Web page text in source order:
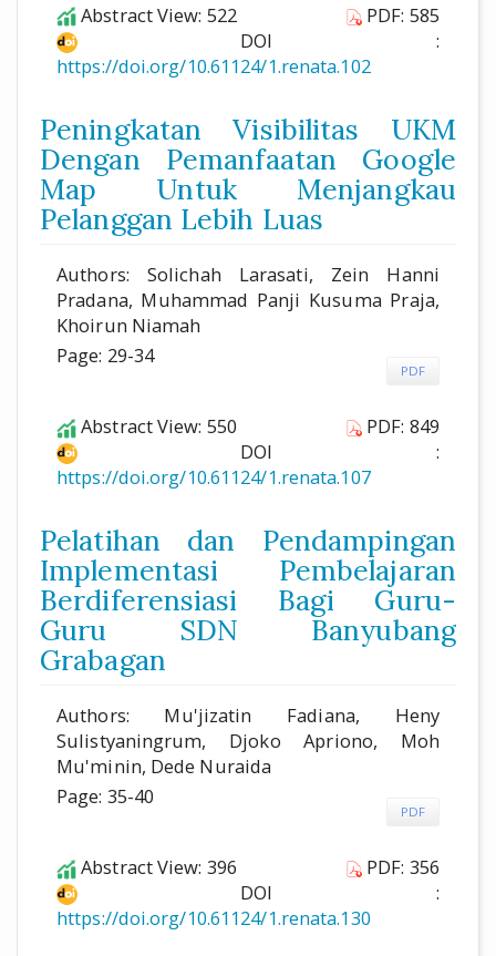
Abstract View: 522
PDF: 585
DOI :
https://doi.org/10.61124/1.renata.102
Peningkatan Visibilitas UKM
Dengan Pemanfaatan Google
Map Untuk Menjangkau
Pelanggan Lebih Luas
Authors: Solichah Larasati, Zein Hanni
Pradana, Muhammad Panji Kusuma Praja,
Khoirun Niamah
Page: 29-34
PDF
Abstract View: 550
PDF: 849
DOI :
https://doi.org/10.61124/1.renata.107
Pelatihan dan Pendampingan
Implementasi Pembelajaran
Berdiferensiasi Bagi Guru-
Guru SDN Banyubang
Grabagan
Authors: Mu'jizatin Fadiana, Heny
Sulistyaningrum, Djoko Apriono, Moh
Mu'minin, Dede Nuraida
Page: 35-40
PDF
Abstract View: 396
PDF: 356
DOI :
https://doi.org/10.61124/1.renata.130